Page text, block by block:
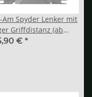
Am Spyder Lenker mit
Griffdistanz (ab
€ *